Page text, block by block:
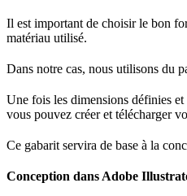
Il est important de choisir le bon
matériau utilisé.
Dans notre cas, nous utilisons du
Une fois les dimensions définies
vous pouvez créer et télécharger
Ce gabarit servira de base à la
Conception dans Adobe